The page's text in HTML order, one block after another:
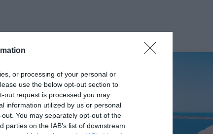
or processing of your personal or
use the below opt-out section to
out request is processed you may
information utilized by us or personal
You may separately opt-out of the
on the IAB’s list of downstream